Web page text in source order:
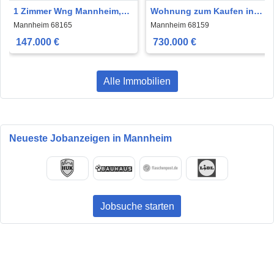
1 Zimmer Wng Mannheim,
SchwetzingerstadtOststadt
Mannheim 68165
147.000 €
Wohnung zum Kaufen in
Mannheim 730.000 € 123 m²
Mannheim 68159
730.000 €
Alle Immobilien
Neueste Jobanzeigen in Mannheim
Jobsuche starten